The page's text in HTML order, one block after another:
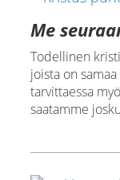
Me
Todellinen
joista on
tarvittaessa
saatamme